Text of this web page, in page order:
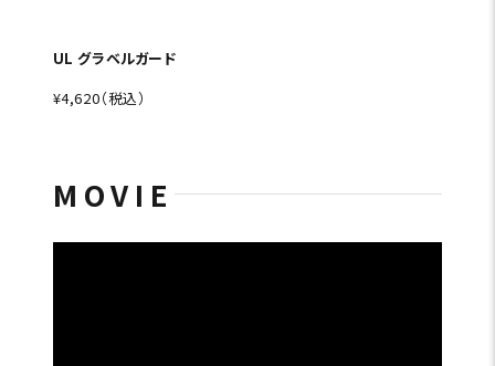
UL グラベルガード
¥4,620（税込）
MOVIE